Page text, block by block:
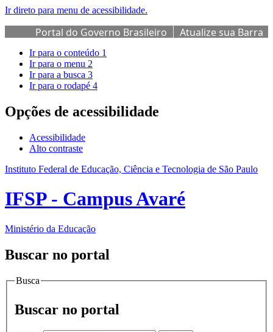
Ir direto para menu de acessibilidade.
Portal do Governo Brasileiro
Atualize sua Barra
de Governo
Ir para o conteúdo 1
Ir para o menu 2
Ir para a busca 3
Ir para o rodapé 4
Opções de acessibilidade
Acessibilidade
Alto contraste
Instituto Federal de Educação, Ciência e Tecnologia de São Paulo
IFSP - Campus Avaré
Ministério da Educação
Buscar no portal
Busca
Buscar no portal